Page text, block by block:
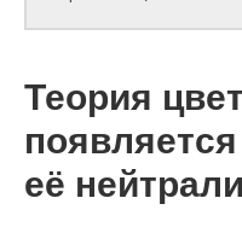
Теория
её